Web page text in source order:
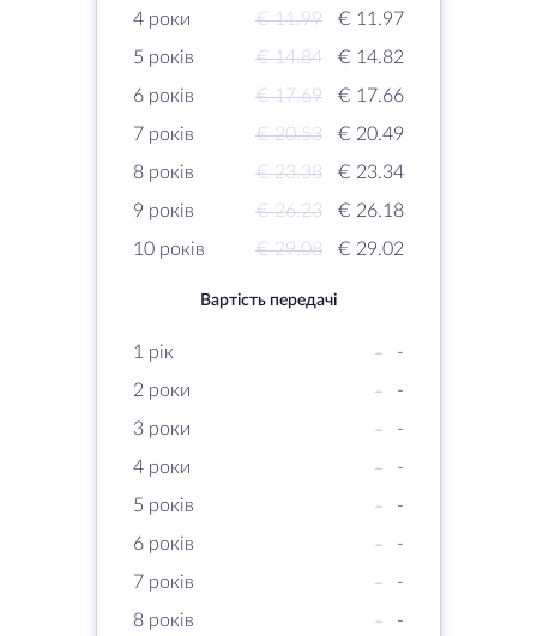
4 роки
€ 11.99
€ 11.97
5 років
€ 14.84
€ 14.82
6 років
€ 17.69
€ 17.66
7 років
€ 20.53
€ 20.49
8 років
€ 23.38
€ 23.34
9 років
€ 26.23
€ 26.18
10 років
€ 29.08 € 29.02
Вартість передачі
1 рік -
-
2 роки
-
-
3 роки
-
-
4 роки
-
-
5 років
-
-
6 років
-
-
7 років
-
-
8 років
-
-